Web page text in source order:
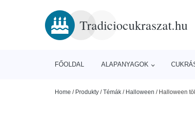
Tradiciocukraszat.hu
FŐOLDAL ALAPANYAGOK
Home / Produkty /Témák / Halloween / Halloween